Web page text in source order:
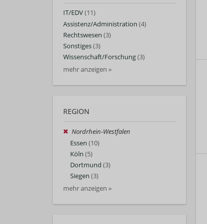
IT/EDV(11)
Assistenz/Administration (4)
Rechtswesen (3)
Sonstiges(3)
Wissenschaft/Forschung(3)
mehr anzeigen »
REGION
Nordrhein-Westfalen
Essen (10)
Köln (5)
Dortmund (3)
Siegen (3)
mehr anzeigen »